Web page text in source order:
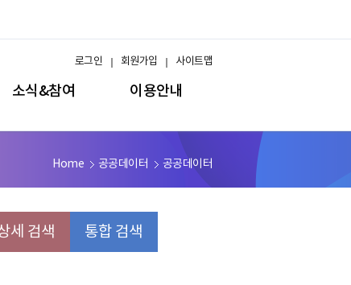
소식&참여 이용안내
로그인 회원가입 사이트맵
Home 공공데이터 공공데이터
세 검색 통합 검색